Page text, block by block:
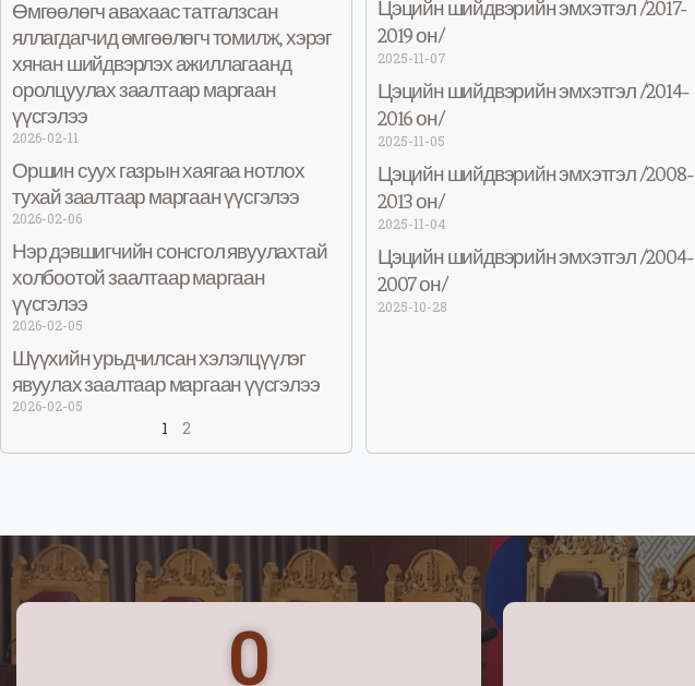
Өмгөөлөгч авахаас татгалзсан
яллагдагчид өмгөөлөгч томилж, хэрэг
хянан шийдвэрлэх ажиллагаанд
оролцуулах заалтаар маргаан
үүсгэлээ
2026-02-11
Оршин суух газрын хаягаа нотлох
тухай заалтаар маргаан үүсгэлээ
2026-02-06
Нэр дэвшигчийн сонсгол явуулахтай
холбоотой заалтаар маргаан
үүсгэлээ
2026-02-05
Шүүхийн урьдчилсан хэлэлцүүлэг
явуулах заалтаар маргаан үүсгэлээ
2026-02-05
1 2
Цэцийн шийдвэрийн эмхэтгэл /2017-
2019 он/
2025-11-07
Цэцийн шийдвэрийн эмхэтгэл /2014-
2016 он/
2025-11-05
Цэцийн шийдвэрийн эмхэтгэл /2008-
2013 он/
2025-11-04
Цэцийн шийдвэрийн эмхэтгэл /2004-
2007 он/
2025-10-28
0